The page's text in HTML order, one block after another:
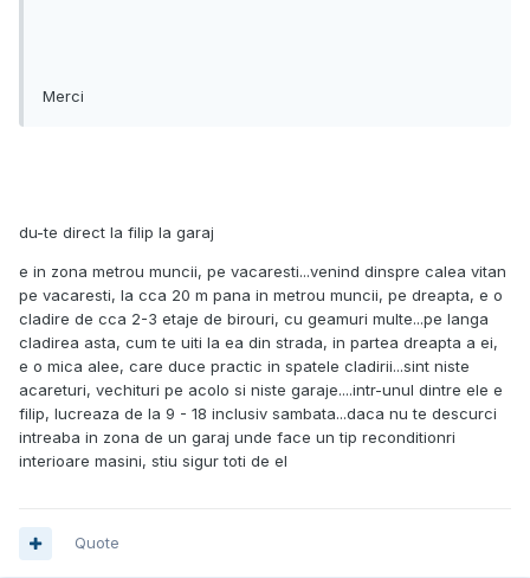
Merci
du-te direct la filip la garaj
e in zona metrou muncii, pe vacaresti...venind dinspre calea vitan
pe vacaresti, la cca 20 m pana in metrou muncii, pe dreapta, e o
cladire de cca 2-3 etaje de birouri, cu geamuri multe...pe langa
cladirea asta, cum te uiti la ea din strada, in partea dreapta a ei,
e o mica alee, care duce practic in spatele cladirii...sint niste
acareturi, vechituri pe acolo si niste garaje....intr-unul dintre ele e
filip, lucreaza de la 9 - 18 inclusiv sambata...daca nu te descurci
intreaba in zona de un garaj unde face un tip reconditionri
interioare masini, stiu sigur toti de el
Quote